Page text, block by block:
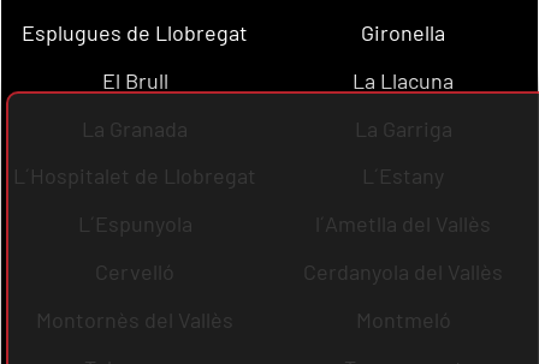
Esplugues de Llobregat
Gironella
El Brull
La Llacuna
La Granada
La Garriga
L´Hospitalet de Llobregat
L´Estany
L´Espunyola
l´Ametlla del Vallès
Cervelló
Cerdanyola del Vallès
Montornès del Vallès
Montmeló